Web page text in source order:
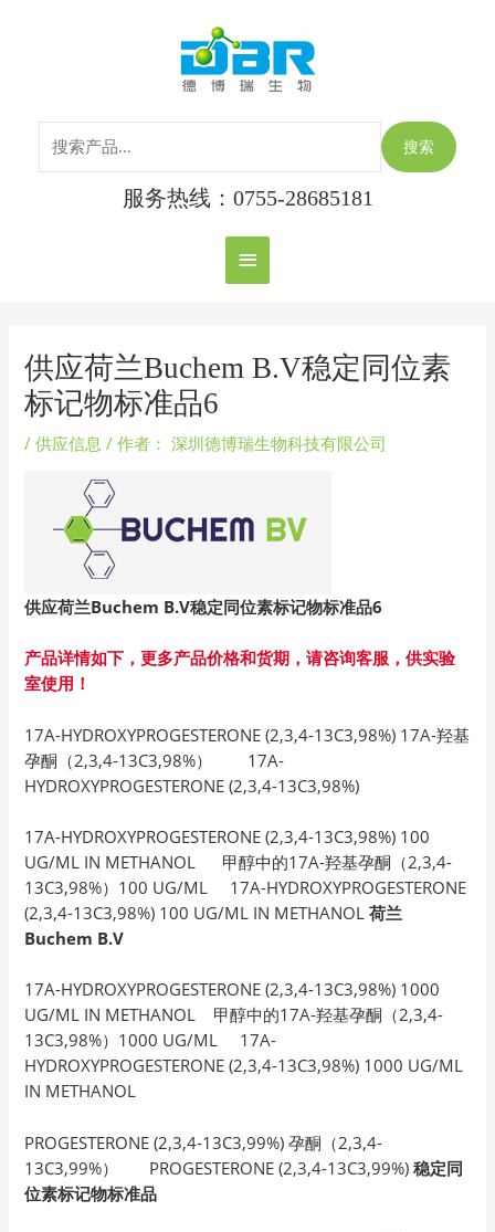
主
菜
单
搜索
服务热线：0755-28685181
供应荷兰Buchem B.V稳定同位素
标记物标准品6
/供应信息 / 作者： 深圳德博瑞生物科技有限公司
供应荷兰Buchem B.V稳定同位素标记物标准品6
产品详情如下，更多产品价格和货期，请咨询客服，供实验
室使用！
17A-HYDROXYPROGESTERONE (2,3,4-13C3,98%) 17A-羟基
孕酮（2,3,4-13C3,98%） 17A-
HYDROXYPROGESTERONE (2,3,4-13C3,98%)
17A-HYDROXYPROGESTERONE (2,3,4-13C3,98%) 100
UG/ML IN METHANOL 甲醇中的17A-羟基孕酮（2,3,4-
13C3,98%）100 UG/ML 17A-HYDROXYPROGESTERONE
(2,3,4-13C3,98%) 100 UG/ML IN METHANOL荷兰
Buchem B.V
17A-HYDROXYPROGESTERONE (2,3,4-13C3,98%) 1000
UG/ML IN METHANOL 甲醇中的17A-羟基孕酮（2,3,4-
13C3,98%）1000 UG/ML 17A-
HYDROXYPROGESTERONE (2,3,4-13C3,98%) 1000 UG/ML
IN METHANOL
PROGESTERONE (2,3,4-13C3,99%) 孕酮（2,3,4-
13C3,99%） PROGESTERONE (2,3,4-13C3,99%)稳定同
位素标记物标准品